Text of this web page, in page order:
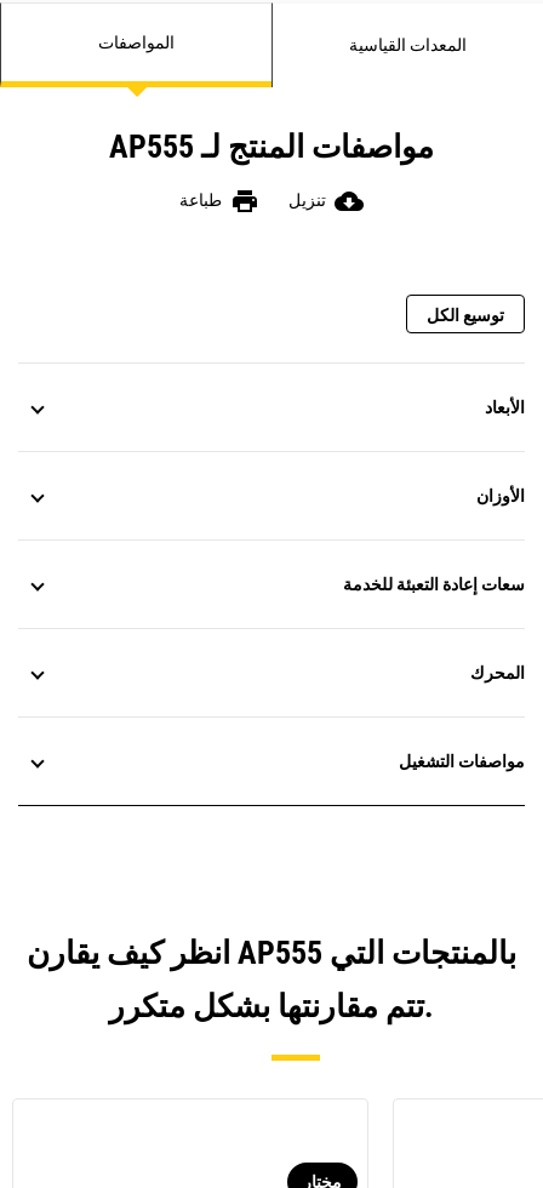
المواصفات المعدات القياسية
مواصفات المنتج لـ AP555
cloud_download تنزيل print طباعة
توسيع الكل
الأبعاد
الأوزان
سعات إعادة التعبئة للخدمة
المحرك
مواصفات التشغيل
انظر كيف يقارن AP555 بالمنتجات التي
تتم مقارنتها بشكل متكرر.
مختار